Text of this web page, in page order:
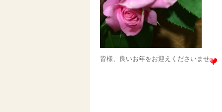
皆様、良いお年をお迎えくださいませ